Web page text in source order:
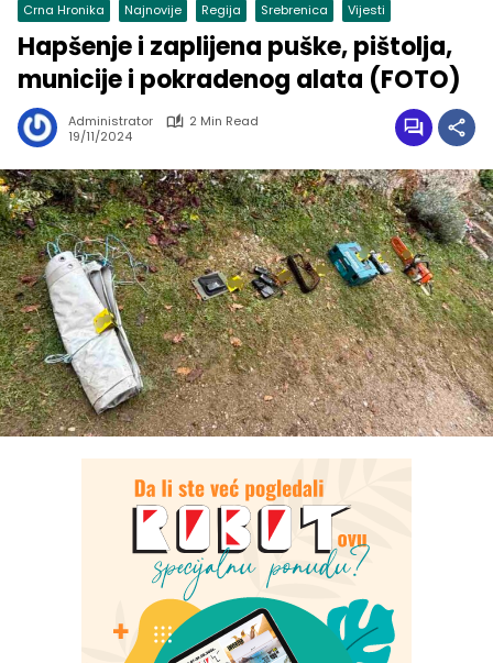
Crna Hronika Najnovije Regija Srebrenica Vijesti
Hapšenje i zaplijena puške, pištolja,
municije i pokradenog alata (FOTO)
Administrator
2 Min Read
19/11/2024